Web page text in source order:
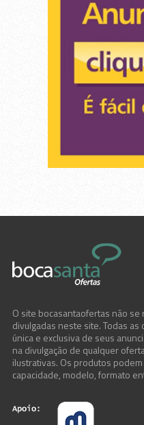
Ferragens e
Jardinagem
Máquinas , Chaves e
Material Hidráulico
Móveis e Decoração
Olaria
Olaria2
Tintas
Utilidades Domésticas
O site bocasantaofertas não
divulgadas neste site. Todas
única e exclusiva de seus
na divulgação de qualquer
ilustrativas. Os produtos
capacidade, modelo, formato